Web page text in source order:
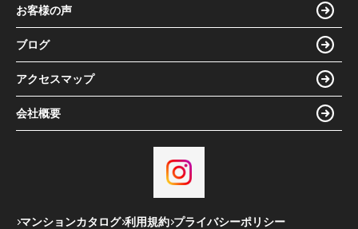
お客様の声
ブログ
アクセスマップ
会社概要
マンションカタログ 利用規約 プライバシーポリシー